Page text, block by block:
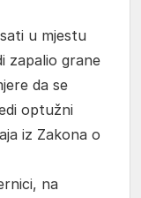
u mjestu
zapalio grane
da se
optužni
iz Zakona o
na